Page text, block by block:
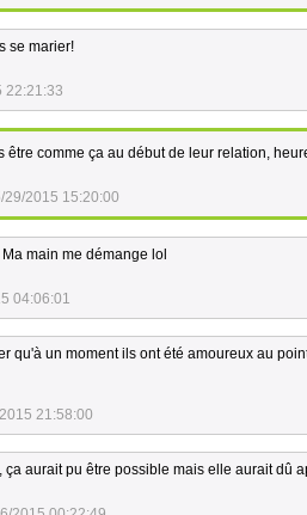
se marier!
22:21:33
être comme ça au début de leur relation,
29/2015 15:20:00
Ma main me démange lol
04:06:01
qu'à un moment ils ont été amoureux au
21:58:00
ça aurait pu être possible mais elle aurait dû